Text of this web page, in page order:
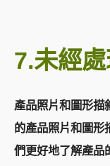
7.未經
產品照片和圖形描
的產品照片和圖形
們更好地了解產品